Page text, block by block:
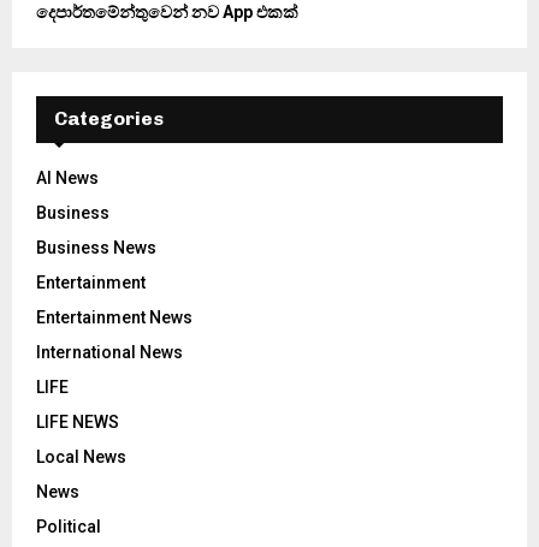
දෙපාර්තමේන්තුවෙන් නව App එකක්
Categories
AI News
Business
Business News
Entertainment
Entertainment News
International News
LIFE
LIFE NEWS
Local News
News
Political